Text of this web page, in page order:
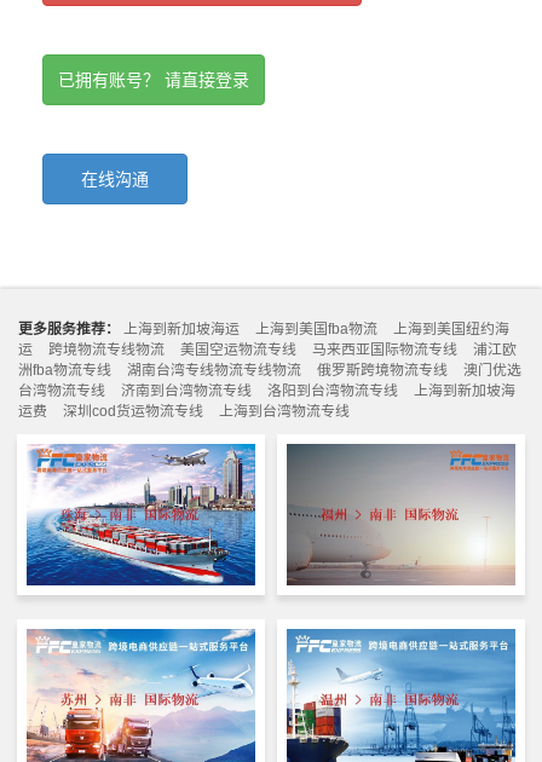
已拥有账号？ 请直接登录
在线沟通
更多服务推荐： 上海到新加坡海运 上海到美国fba物流
上海到美国纽约海
运
跨境物流专线物流 美国空运物流专线 马来西亚国际物流专线
浦江欧
洲fba物流专线
湖南台湾专线物流专线物流 俄罗斯跨境物流专线
澳门优选
台湾物流专线
济南到台湾物流专线 洛阳到台湾物流专线
上海到新加坡海
运费
深圳cod货运物流专线 上海到台湾物流专线